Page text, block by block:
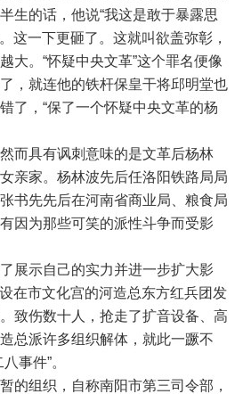
生的话，他说“我这是敢于暴露思
这一下更砸了。这就叫欲盖弥彰，
。“怀疑中央文革”这个罪名便像
，就连他的铁杆保皇干将邱明堂也
了，“保了一个怀疑中央文革的杨
而具有讽刺意味的是文革后杨林
亲家。杨林波先后任洛阳铁路局局
书先先后在河南省商业局、粮食局
因为那些可笑的派性斗争而受影
展示自己的实力并进一步扩大影
在市文化宫的河造总东方红兵团发
致伤数十人，抢走了扩音设备、高
总派许多组织解体，就此一蹶不
事件”。
的组织，自称南阳市第三司令部，